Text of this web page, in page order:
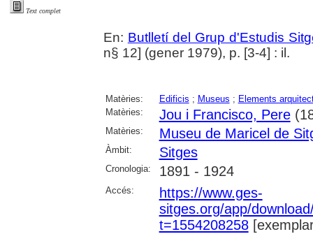
Text complet
En: Butlletí del Grup d'Estudis
n§ 12] (gener 1979), p. [3-4] : il.
Matèries: Edificis ; Museus ; Elements
Matèries:
Jou i Francisco, Pere
Matèries: Museu de Maricel de
Àmbit: Sitges
Cronologia: 1891 - 1924
Accés:
https://www.ges-
sitges.org/app/
t=1554208258